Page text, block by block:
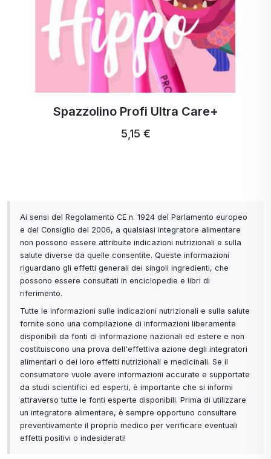
60%. Il reattore cinetico converte il calcare in una
polvere chiamata aragonite, che non comporta
rischi per la salute dell'organismo. Rimuove i
metalli pesanti dall'acqua mediante una forte
ossidazione. Il reattore Kinetic regola il flusso
dell'acqua a 5 l/min costanti, consentendo di
risparmiare fino al 50% sui costi dell'acqua.
Utilizzando il reattore Activstar, si riduce
problemi della pelle (pelle secca e irritata,
psoriasi...), migliora l'idratazione del corpo e del
cuoio capelluto.
È portatile, quindi si può portare in vacanza o in
viaggio d'affari.
Risparmio idrico del 50%, quindi l'investimento si
ripaga in pochi mesi. Bere acqua direttamente dal
rubinetto, risparmiando così sull'acqua in bottiglia.
Il reattore Activstar combina 2 prodotti in uno e
purifica fino a 90.000 litri di acqua. Un nuovo
reattore Kinetic di ricambio deve essere acquistato
dopo 45.000 litri di acqua purificata o dopo un
anno. Il prodotto è garantito per 2 anni, il Reattore
Spazzolino Profi Ultra Care+
5,15 €
Ai sensi del Regolamento CE n. 1924 del Parlamento europeo
e del Consiglio del 2006, a qualsiasi integratore alimentare
non possono essere attribuite indicazioni nutrizionali e sulla
salute diverse da quelle consentite. Queste informazioni
riguardano gli effetti generali dei singoli ingredienti, che
possono essere consultati in enciclopedie e libri di
riferimento.
Tutte le informazioni sulle indicazioni nutrizionali e sulla salute
fornite sono una compilazione di informazioni liberamente
disponibili da fonti di informazione nazionali ed estere e non
costituiscono una prova dell'effettiva azione degli integratori
alimentari o dei loro effetti nutrizionali e medicinali. Se il
consumatore vuole avere informazioni accurate e supportate
da studi scientifici ed esperti, è importante che si informi
attraverso tutte le fonti esperte disponibili. Prima di utilizzare
un integratore alimentare, è sempre opportuno consultare
preventivamente il proprio medico per verificare eventuali
effetti positivi o indesiderati!